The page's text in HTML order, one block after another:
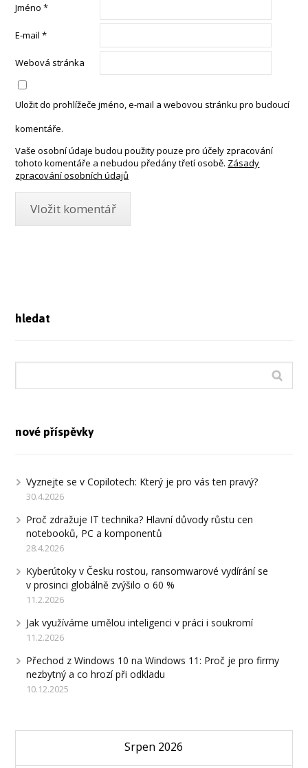
Jméno*
E-mail*
Webová stránka
Uložit do prohlížeče jméno, e-mail a webovou stránku pro budoucí
komentáře.
Vaše osobní údaje budou použity pouze pro účely zpracování
tohoto komentáře a nebudou předány třetí osobě. Zásady
zpracování osobních údajů
hledat
nové příspěvky
Vyznejte se v Copilotech: Který je pro vás ten pravý?
30.4.2026
Proč zdražuje IT technika? Hlavní důvody růstu cen
notebooků, PC a komponentů
28.4.2026
Kyberútoky v Česku rostou, ransomwarové vydírání se
v prosinci globálně zvýšilo o 60 %
11.2.2026
Jak využíváme umělou inteligenci v práci i soukromí
11.2.2026
Přechod z Windows 10 na Windows 11: Proč je pro firmy
nezbytný a co hrozí při odkladu
10.12.2025
Srpen 2026